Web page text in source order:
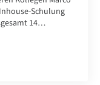
Schulung
14…